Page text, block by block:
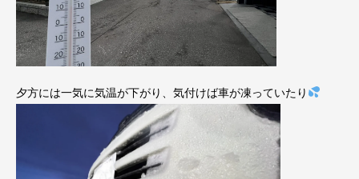
夕方には一気に気温が下がり、気付けば車が凍っていたり